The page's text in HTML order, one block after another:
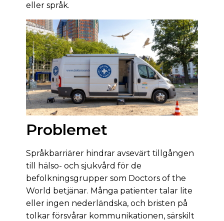
eller språk.
Problemet
Språkbarriärer hindrar avsevärt tillgången
till hälso- och sjukvård för de
befolkningsgrupper som Doctors of the
World betjänar. Många patienter talar lite
eller ingen nederländska, och bristen på
tolkar försvårar kommunikationen, särskilt